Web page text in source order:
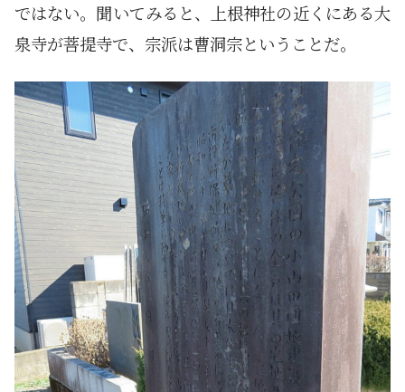
ではない。聞いてみると、上根神社の近くにある大
泉寺が菩提寺で、宗派は曹洞宗ということだ。